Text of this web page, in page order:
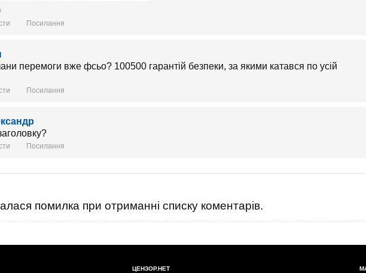
Посилання
перемоги вже фсьо? 100500 гарантій безпеки, за якими катався по усій
Посилання
Посилання
помилка при отриманні списку коментарів.
ЦЕНЗОР.НЕТ